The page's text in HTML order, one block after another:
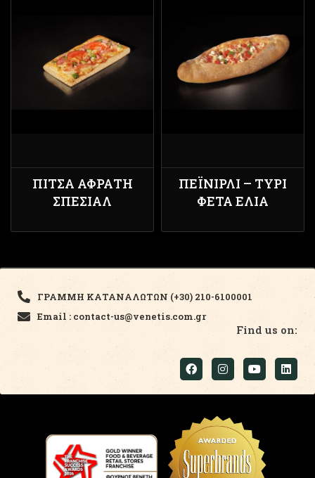
ΠΊΤΣΑ ΑΦΡΆΤΗ
ΣΠΈΣΙΑΛ
ΠΕΪΝΙΡΛΊ – ΤΥΡΊ
ΦΈΤΑ ΕΛΙΆ
ΓΡΑΜΜΗ ΚΑΤΑΝΑΛΩΤΩΝ (+30) 210-6100001
Email : contact-us@venetis.com.gr
Find us on: